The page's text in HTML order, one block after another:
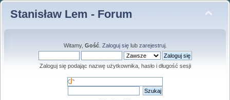
Stanisław Lem - Forum
Witamy, Gość. Zaloguj sięlub zarejestruj.
Zaloguj się podając nazwę użytkownika, hasło i długość sesji